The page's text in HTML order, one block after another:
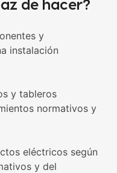
de hacer?
y
instalación
y tableros
normativos y
eléctricos según
y del